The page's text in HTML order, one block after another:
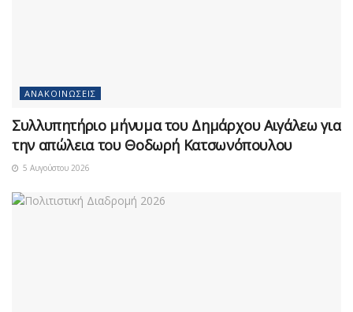
ΑΝΑΚΟΙΝΏΣΕΙΣ
Συλλυπητήριο μήνυμα του Δημάρχου Αιγάλεω για
την απώλεια του Θοδωρή Κατσωνόπουλου
5 Αυγούστου 2026